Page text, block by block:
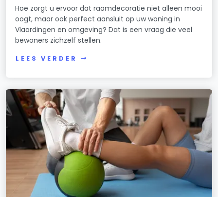
Hoe zorgt u ervoor dat raamdecoratie niet alleen mooi
oogt, maar ook perfect aansluit op uw woning in
Vlaardingen en omgeving? Dat is een vraag die veel
bewoners zichzelf stellen.
LEES VERDER